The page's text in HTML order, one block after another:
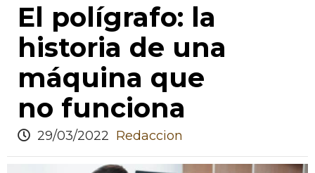
El polígrafo: la
historia de una
máquina que
no funciona
29/03/2022 Redaccion